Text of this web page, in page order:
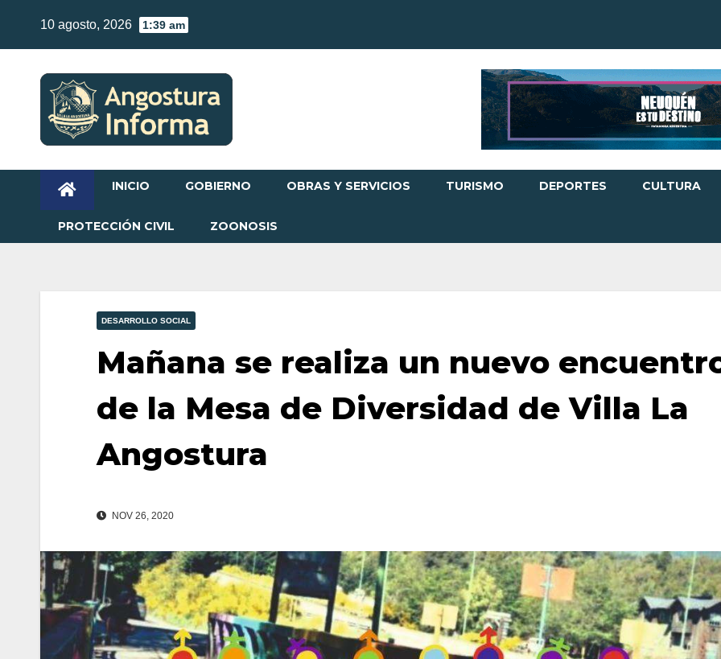
content
10 agosto, 2026 1:39 am
INICIO GOBIERNO OBRAS Y SERVICIOS TURISMO DEPORTES CULTURA
PROTECCIÓN CIVIL ZOONOSIS
DESARROLLO SOCIAL
Mañana se realiza un nuevo
de la Mesa de Diversidad de Villa La
Angostura
NOV 26, 2020